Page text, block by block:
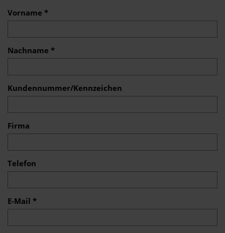
Vorname *
Nachname *
Kundennummer/Kennzeichen
Firma
Telefon
E-Mail *